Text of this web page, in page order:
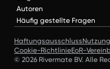
Autoren
Häufig gestellte Fragen
Haftungsausschluss
Cookie-RichtlinieEoR-
© 2026 Rivermate BV. Alle